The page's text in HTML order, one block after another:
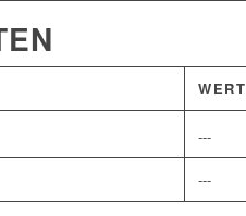
WERT
---
---